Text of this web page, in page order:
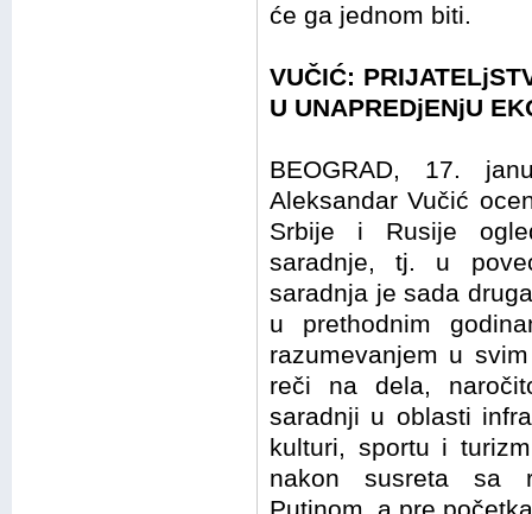
će ga jednom biti.
VUČIĆ:
U UNAPREDjENjU
BEOGRAD, 17.
Aleksandar Vučić
Srbije i Rusije
saradnje, tj. u
saradnja je sada
u prethodnim
razumevanjem u
reči na dela,
saradnji u oblasti
kulturi, sportu i
nakon susreta sa